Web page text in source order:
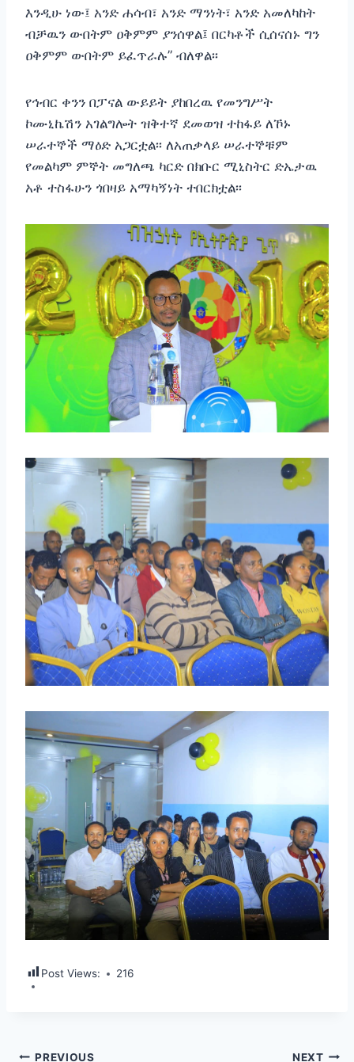
እንዲሁ ነው፤ አንድ ሐሳብ፣ አንድ ማንነት፣ አንድ አመለካከት
ብቻዉን ውበትም ዐቅምም ያንሰዋል፤ በርካቶች ሲሰናሰኑ ግን
ዐቅምም ውበትም ይፈጥራሉ” ብለዋል፡፡
የኅብር ቀንን በፓናል ውይይት ያከበረዉ የመንግሥት
ኮሙኒኬሽን አገልግሎት ዝቅተኛ ደመወዝ ተከፋይ ለኾኑ
ሠራተኞች ማዕድ አጋርቷል፡፡ ለአጠቃላይ ሠራተኞቹም
የመልካም ምኞት መግለጫ ካርድ በክቡር ሚኒስትር ድኤታዉ
አቶ ተስፋሁን ጎበዛይ አማካኝነት ተበርክቷል፡፡
Post Views: 216
PREVIOUS NEXT